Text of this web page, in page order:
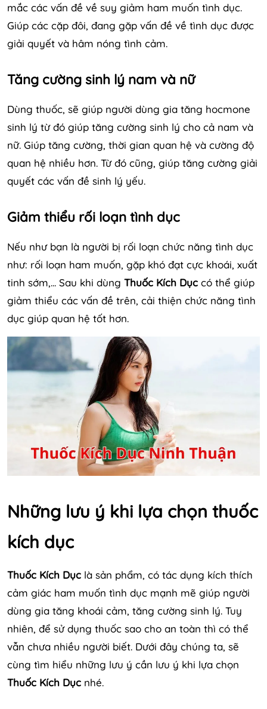
mắc các vấn đề về suy giảm ham muốn tình dục.
Giúp các cặp đôi, đang gặp vấn đề về tình dục được
giải quyết và hâm nóng tình cảm.
Tăng cường sinh lý nam và nữ
Dùng thuốc, sẽ giúp người dùng gia tăng hocmone
sinh lý từ đó giúp tăng cường sinh lý cho cả nam và
nữ. Giúp tăng cường, thời gian quan hệ và cường độ
quan hệ nhiều hơn. Từ đó cũng, giúp tăng cường giải
quyết các vấn đề sinh lý yếu.
Giảm thiểu rối loạn tình dục
Nếu như bạn là người bị rối loạn chức năng tình dục
như: rối loạn ham muốn, gặp khó đạt cực khoái, xuất
tinh sớm,... Sau khi dùng Thuốc Kích Dục có thể giúp
giảm thiểu các vấn đề trên, cải thiện chức năng tình
dục giúp quan hệ tốt hơn.
Những lưu ý khi lựa chọn thuốc
kích dục
Thuốc Kích Dục là sản phẩm, có tác dụng kích thích
cảm giác ham muốn tình dục mạnh mẽ giúp người
dùng gia tăng khoái cảm, tăng cường sinh lý. Tuy
nhiên, để sử dụng thuốc sao cho an toàn thì có thể
vẫn chưa nhiều người biết. Dưới đây chúng ta, sẽ
cùng tìm hiểu những lưu ý cần lưu ý khi lựa chọn
Thuốc Kích Dục nhé.